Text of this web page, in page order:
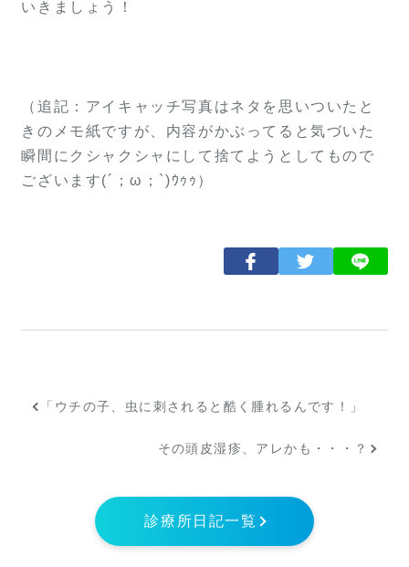
いきましょう！
（追記：アイキャッチ写真はネタを思いついたと
きのメモ紙ですが、内容がかぶってると気づいた
瞬間にクシャクシャにして捨てようとしてもので
ございます(´；ω；`)ｳｩｩ）
「ウチの子、虫に刺されると酷く腫れるんです！」
その頭皮湿疹、アレかも・・・？
診療所日記一覧